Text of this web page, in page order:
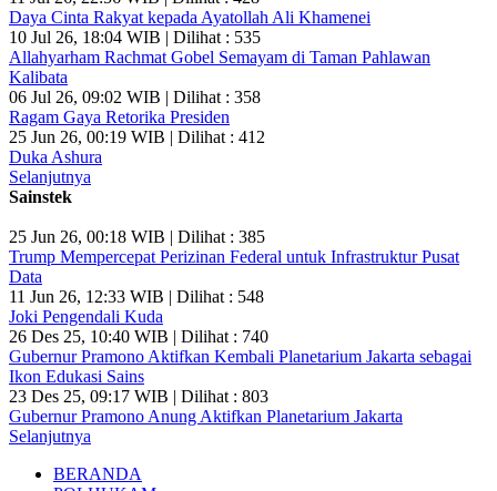
Daya Cinta Rakyat kepada Ayatollah Ali Khamenei
10 Jul 26, 18:04 WIB | Dilihat : 535
Allahyarham Rachmat Gobel Semayam di Taman Pahlawan
Kalibata
06 Jul 26, 09:02 WIB | Dilihat : 358
Ragam Gaya Retorika Presiden
25 Jun 26, 00:19 WIB | Dilihat : 412
Duka Ashura
Selanjutnya
Sainstek
25 Jun 26, 00:18 WIB | Dilihat : 385
Trump Mempercepat Perizinan Federal untuk Infrastruktur Pusat
Data
11 Jun 26, 12:33 WIB | Dilihat : 548
Joki Pengendali Kuda
26 Des 25, 10:40 WIB | Dilihat : 740
Gubernur Pramono Aktifkan Kembali Planetarium Jakarta sebagai
Ikon Edukasi Sains
23 Des 25, 09:17 WIB | Dilihat : 803
Gubernur Pramono Anung Aktifkan Planetarium Jakarta
Selanjutnya
BERANDA